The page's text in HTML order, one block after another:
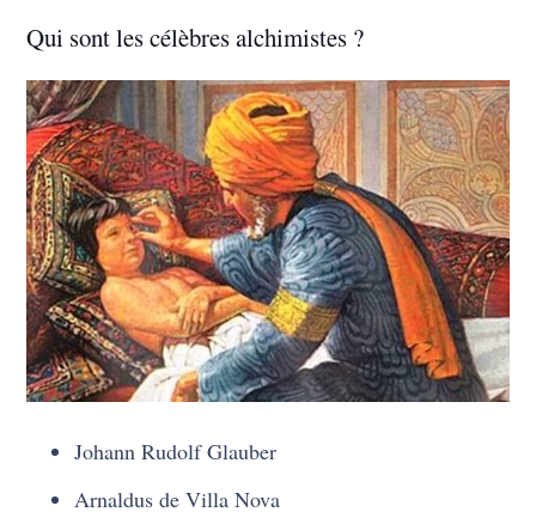
Qui sont les célèbres alchimistes ?
Johann Rudolf Glauber
Arnaldus de Villa Nova